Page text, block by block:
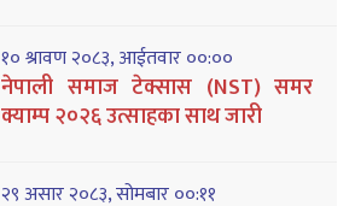
१० श्रावण २०८३, आईतवार ००:००
नेपाली समाज टेक्सास (NST) समर
क्याम्प २०२६ उत्साहका साथ जारी
२९ असार २०८३, सोमबार ००:११